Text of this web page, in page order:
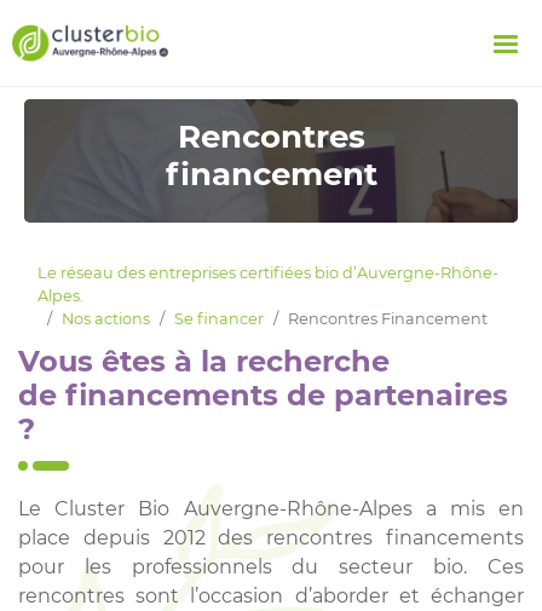
Rencontres
financement
Le réseau des entreprises certifiées bio d’Auvergne-Rhône-
Alpes.
Nos actions
Se financer Rencontres Financement
Vous êtes à la recherche
de financements de partenaires
?
Le Cluster Bio Auvergne-Rhône-Alpes a mis en
place depuis 2012 des rencontres financements
pour les professionnels du secteur bio. Ces
rencontres sont l’occasion d’aborder et échanger